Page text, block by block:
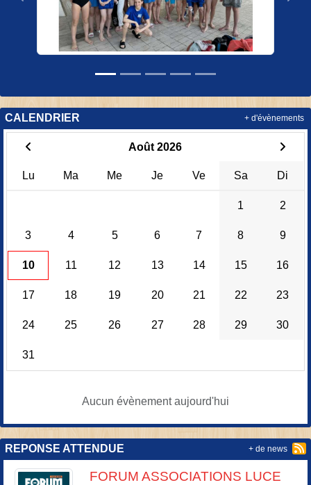
CALENDRIER
Août 2026
Lu Ma Me Je Ve Sa Di
1 2
3 4 5 6 7 8 9
10 11 12 13 14 15 16
17 18 19 20 21 22 23
24 25 26 27 28 29 30
31
Aucun évènement aujourd'hui
+ d'évènements
REPONSE ATTENDUE
FORUM ASSOCIATIONS LUCE
+ de news